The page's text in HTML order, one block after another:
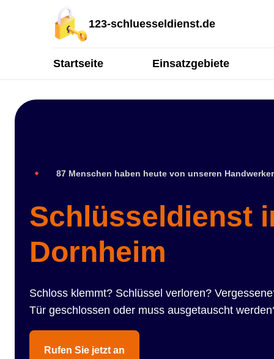
123-schluesseldienst.de
Startseite Einsatzgebiete
87 Menschen haben heute von unseren
Schlüsseldienst
Dornheim
Schloss klemmt? Schlüssel verloren?
Tür geschlossen oder muss ausgetauscht
Rufen Sie jetzt an